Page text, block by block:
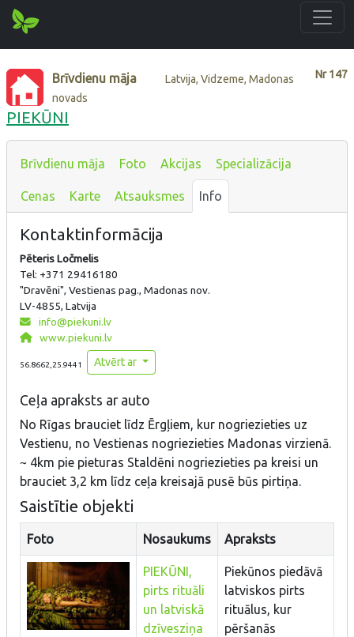
Nr147
Brīvdienu māja
Latvija, Vidzeme, Madonas
novads
PIEKŪNI
Brīvdienu māja Foto Akcijas Specializācija
Cenas Karte Atsauksmes Info
Kontaktinformācija
Pēteris Ločmelis
Tel: +371 29416180
"Dravēni", Vestienas pag., Madonas nov.
LV-4855, Latvija
info@piekuni.lv
www.piekuni.lv
56.8662,25.9441 Atvērt ar
Ceļa apraksts ar auto
No Rīgas brauciet līdz Ērgļiem, kur nogriezieties uz
Vestienu, no Vestienas nogriezieties Madonas virzienā.
~ 4km pie pieturas Staldēni nogriezieties pa kreisi un
brauciet 3,2 km līdz ceļa kreisajā pusē būs pirtiņa.
Saistītie objekti
Foto Nosaukums Apraksts
PIEKŪNI,
pirts rituāli
un latviskā
dzīvesziņa
Piekūnos piedāvā
latviskos pirts
rituālus, kur
pēršanās